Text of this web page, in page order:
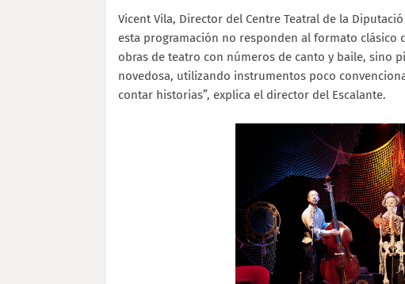
Vicent Vila, Director del Centre Teatral de la
esta programación no responden al formato clásico
obras de teatro con números de canto y baile, sino
novedosa, utilizando instrumentos poco
contar historias”, explica el director del Escalante.